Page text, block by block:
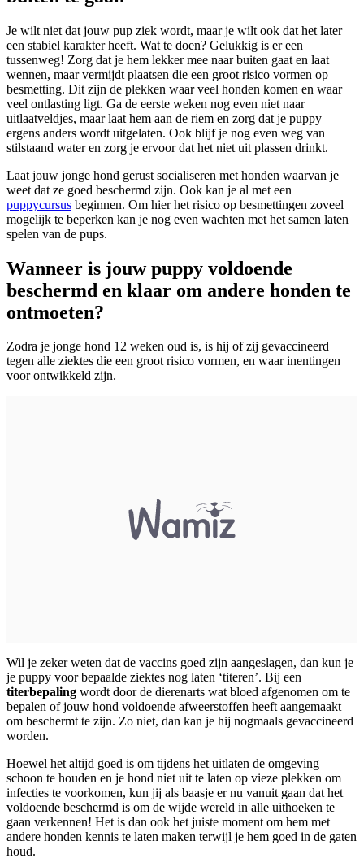
Je wilt niet dat jouw pup ziek wordt, maar je wilt ook dat het later
een stabiel karakter heeft. Wat te doen? Gelukkig is er een
tussenweg! Zorg dat je hem lekker mee naar buiten gaat en laat
wennen, maar vermijdt plaatsen die een groot risico vormen op
besmetting. Dit zijn de plekken waar veel honden komen en waar
veel ontlasting ligt. Ga de eerste weken nog even niet naar
uitlaatveldjes, maar laat hem aan de riem en zorg dat je puppy
ergens anders wordt uitgelaten. Ook blijf je nog even weg van
stilstaand water en zorg je ervoor dat het niet uit plassen drinkt.
Laat jouw jonge hond gerust socialiseren met honden waarvan je
weet dat ze goed beschermd zijn. Ook kan je al met een
puppycursus beginnen. Om hier het risico op besmettingen zoveel
mogelijk te beperken kan je nog even wachten met het samen laten
spelen van de pups.
Wanneer is jouw puppy voldoende
beschermd en klaar om andere honden te
ontmoeten?
Zodra je jonge hond 12 weken oud is, is hij of zij gevaccineerd
tegen alle ziektes die een groot risico vormen, en waar inentingen
voor ontwikkeld zijn.
Wil je zeker weten dat de vaccins goed zijn aangeslagen, dan kun je
je puppy voor bepaalde ziektes nog laten ‘titeren’. Bij een
titerbepaling wordt door de dierenarts wat bloed afgenomen om te
bepalen of jouw hond voldoende afweerstoffen heeft aangemaakt
om beschermt te zijn. Zo niet, dan kan je hij nogmaals gevaccineerd
worden.
Hoewel het altijd goed is om tijdens het uitlaten de omgeving
schoon te houden en je hond niet uit te laten op vieze plekken om
infecties te voorkomen, kun jij als baasje er nu vanuit gaan dat het
voldoende beschermd is om de wijde wereld in alle uithoeken te
gaan verkennen! Het is dan ook het juiste moment om hem met
andere honden kennis te laten maken terwijl je hem goed in de gaten
houd.